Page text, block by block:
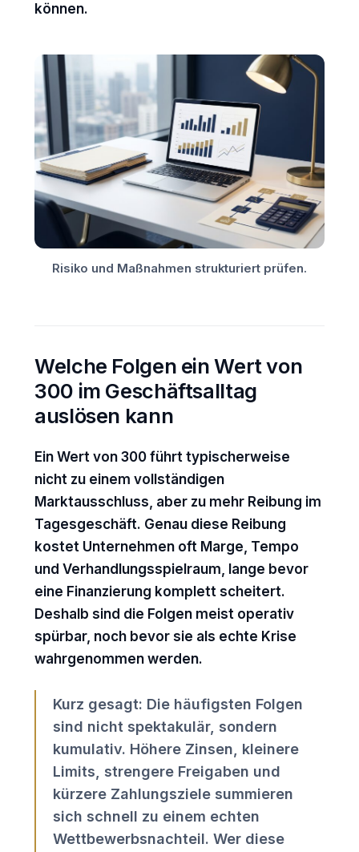
können.
Risiko und Maßnahmen strukturiert prüfen.
Welche Folgen ein Wert von
300 im Geschäftsalltag
auslösen kann
Ein Wert von 300 führt typischerweise
nicht zu einem vollständigen
Marktausschluss, aber zu mehr Reibung im
Tagesgeschäft. Genau diese Reibung
kostet Unternehmen oft Marge, Tempo
und Verhandlungsspielraum, lange bevor
eine Finanzierung komplett scheitert.
Deshalb sind die Folgen meist operativ
spürbar, noch bevor sie als echte Krise
wahrgenommen werden.
Kurz gesagt: Die häufigsten Folgen
sind nicht spektakulär, sondern
kumulativ. Höhere Zinsen, kleinere
Limits, strengere Freigaben und
kürzere Zahlungsziele summieren
sich schnell zu einem echten
Wettbewerbsnachteil. Wer diese